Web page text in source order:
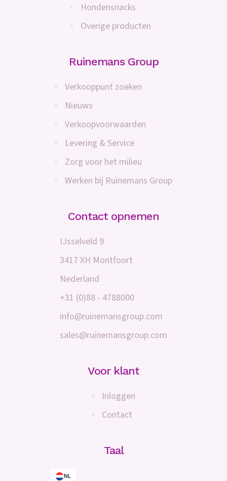
Hondensnacks
Overige producten
Ruinemans Group
Verkooppunt zoeken
Nieuws
Verkoopvoorwaarden
Levering & Service
Zorg voor het milieu
Werken bij Ruinemans Group
Contact opnemen
IJsselveld 9
3417 XH Montfoort
Nederland
+31 (0)88 - 4788000
info@ruinemansgroup.com
sales@ruinemansgroup.com
Voor klant
Inloggen
Contact
Taal
NL